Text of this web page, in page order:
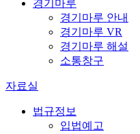
경기마루
경기마루 안내
경기마루 VR
경기마루 해설
소통창구
자료실
법규정보
입법예고